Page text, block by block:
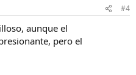
#4
aunque el
pero el